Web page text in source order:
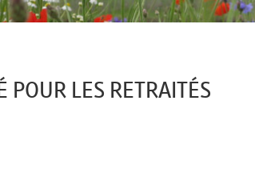
LES RETRAITÉS